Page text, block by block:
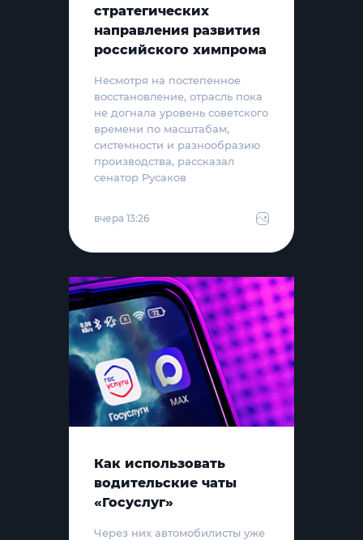
стратегических
направления развития
российского химпрома
Несмотря на постепенное
восстановление, отрасль пока
не догнала уровень советского
времени по масштабам,
системности и разнообразию
производства, рассказал
сенатор Русаков
вчера 13:26
Как использовать
водительские чаты
«Госуслуг»
Через них автомобилисты уже